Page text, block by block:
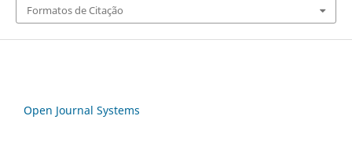
Formatos de Citação
Open Journal Systems